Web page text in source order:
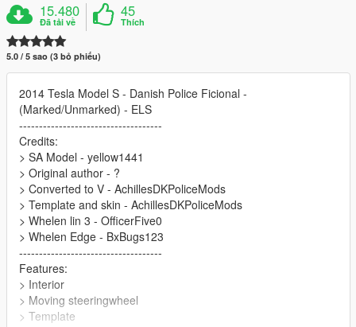
15.480
Đã tải về
45
Thích
5.0 / 5 sao (3 bỏ phiếu)
2014 Tesla Model S - Danish Police Ficional -
(Marked/Unmarked) - ELS
------------------------------------
Credits:
> SA Model - yellow1441
> Original author - ?
> Converted to V - AchillesDKPoliceMods
> Template and skin - AchillesDKPoliceMods
> Whelen lin 3 - OfficerFive0
> Whelen Edge - BxBugs123
------------------------------------
Features:
> Interior
> Moving steeringwheel
> Template